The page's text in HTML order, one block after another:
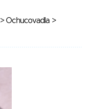
>Ochucovadla >